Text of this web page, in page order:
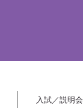
入試／説明会